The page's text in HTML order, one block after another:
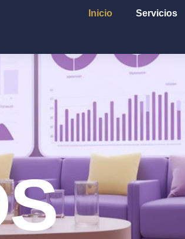
Inicio Servicios